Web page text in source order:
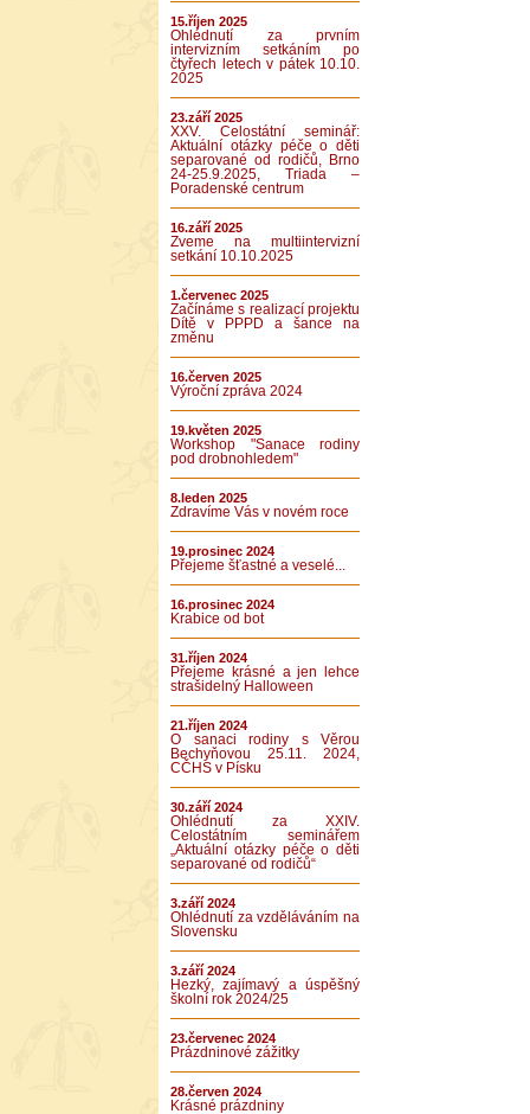
15.říjen 2025
Ohlédnutí za prvním
intervizním setkáním po
čtyřech letech v pátek 10.10.
2025
23.září 2025
XXV. Celostátní seminář:
Aktuální otázky péče o děti
separované od rodičů, Brno
24-25.9.2025, Triada –
Poradenské centrum
16.září 2025
Zveme na multiintervizní
setkání 10.10.2025
1.červenec 2025
Začínáme s realizací projektu
Dítě v PPPD a šance na
změnu
16.červen 2025
Výroční zpráva 2024
19.květen 2025
Workshop "Sanace rodiny
pod drobnohledem"
8.leden 2025
Zdravíme Vás v novém roce
19.prosinec 2024
Přejeme šťastné a veselé...
16.prosinec 2024
Krabice od bot
31.říjen 2024
Přejeme krásné a jen lehce
strašidelný Halloween
21.říjen 2024
O sanaci rodiny s Věrou
Bechyňovou 25.11. 2024,
CČHS v Písku
30.září 2024
Ohlédnutí za XXIV.
Celostátním seminářem
„Aktuální otázky péče o děti
separované od rodičů“
3.září 2024
Ohlédnutí za vzděláváním na
Slovensku
3.září 2024
Hezký, zajímavý a úspěšný
školní rok 2024/25
23.červenec 2024
Prázdninové zážitky
28.červen 2024
Krásné prázdniny